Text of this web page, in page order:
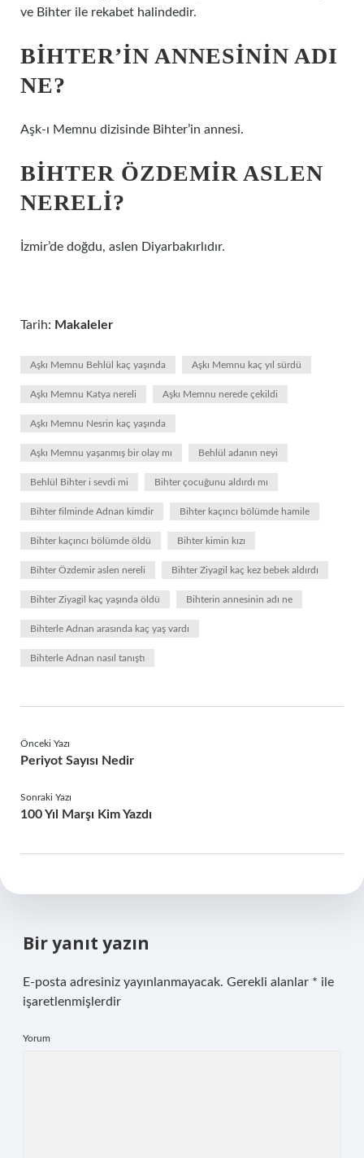
ve Bihter ile rekabet halindedir.
BIHTER’IN ANNESININ ADI
NE?
Aşk-ı Memnu dizisinde Bihter’in annesi.
BIHTER ÖZDEMIR ASLEN
NERELI?
İzmir’de doğdu, aslen Diyarbakırlıdır.
Tarih: Makaleler
Aşkı Memnu Behlül kaç yaşında Aşkı Memnu kaç yıl sürdü
Aşkı Memnu Katya nereli Aşkı Memnu nerede çekildi
Aşkı Memnu Nesrin kaç yaşında
Aşkı Memnu yaşanmış bir olay mı Behlül adanın neyi
Behlül Bihter i sevdi mi Bihter çocuğunu aldırdı mı
Bihter filminde Adnan kimdir Bihter kaçıncı bölümde hamile
Bihter kaçıncı bölümde öldü Bihter kimin kızı
Bihter Özdemir aslen nereli Bihter Ziyagil kaç kez bebek aldırdı
Bihter Ziyagil kaç yaşında öldü Bihterin annesinin adı ne
Bihterle Adnan arasında kaç yaş vardı
Bihterle Adnan nasıl tanıştı
Önceki Yazı
Periyot Sayısı Nedir
Sonraki Yazı
100 Yıl Marşı Kim Yazdı
Bir yanıt yazın
E-posta adresiniz yayınlanmayacak. Gerekli alanlar * ile
işaretlenmişlerdir
Yorum